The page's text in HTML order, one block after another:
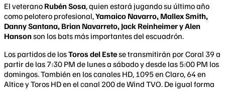
El veterano Rubén Sosa, quien estará jugando su último año
como pelotero profesional,Yamaico Navarro, Mallex Smith,
Danny Santana, Brian Navarreto, Jack Reinheimer y Alen
Hansonson los bats más importantes del escuadrón.
Los partidos de losToros del Estese transmitirán por Coral 39 a
partir de las 7:30 PM de lunes a sábado y desde las 5:00 PM los
domingos. También en los canales HD, 1095 en Claro, 64 en
Altice y Toros HD en el canal 200 de Wind TVO. De igual forma